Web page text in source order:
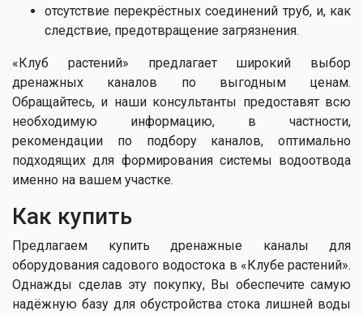
отсутствие перекрёстных соединений труб, и, как
следствие, предотвращение загрязнения.
«Клуб растений» предлагает широкий выбор
дренажных каналов по выгодным ценам.
Обращайтесь, и наши консультанты предоставят всю
необходимую информацию, в частности,
рекомендации по подбору каналов, оптимально
подходящих для формирования системы водоотвода
именно на вашем участке.
Как купить
Предлагаем купить дренажные каналы для
оборудования садового водостока в «Клубе растений».
Однажды сделав эту покупку, Вы обеспечите самую
надёжную базу для обустройства стока лишней воды